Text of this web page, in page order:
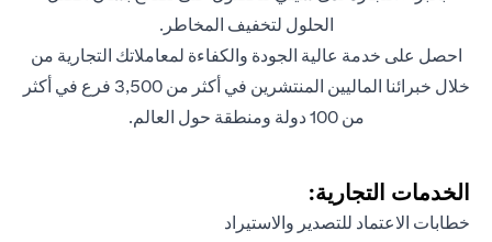
الحلول لتخفيف المخاطر.
احصل على خدمة عالية الجودة والكفاءة لمعاملاتك التجارية من
خلال خبرائنا الماليين المنتشرين في أكثر من 3,500 فرع في أكثر
من 100 دولة ومنطقة حول العالم.
الخدمات التجارية:
خطابات الاعتماد للتصدير والاستيراد